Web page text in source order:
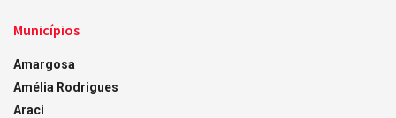
Municípios
Amargosa
Amélia Rodrigues
Araci